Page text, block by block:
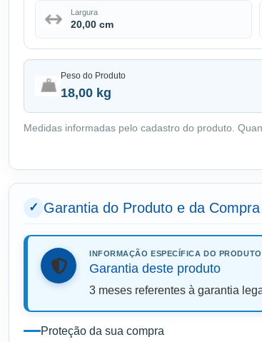
Largura
20,00 cm
Peso do Produto
18,00 kg
Medidas informadas pelo cadastro do produto.
Garantia do Produto e da Compra
INFORMAÇÃO ESPECÍFICA DO PRODUTO
Garantia deste produto
3 meses referentes à garantia
Proteção da sua compra